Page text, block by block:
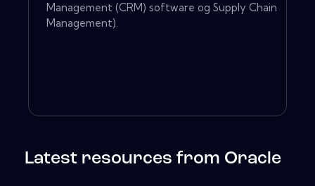
Management (CRM) software og Supply Chain
Management).
Latest resources from Oracle